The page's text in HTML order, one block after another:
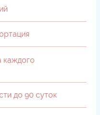
каждого
до 90 суток